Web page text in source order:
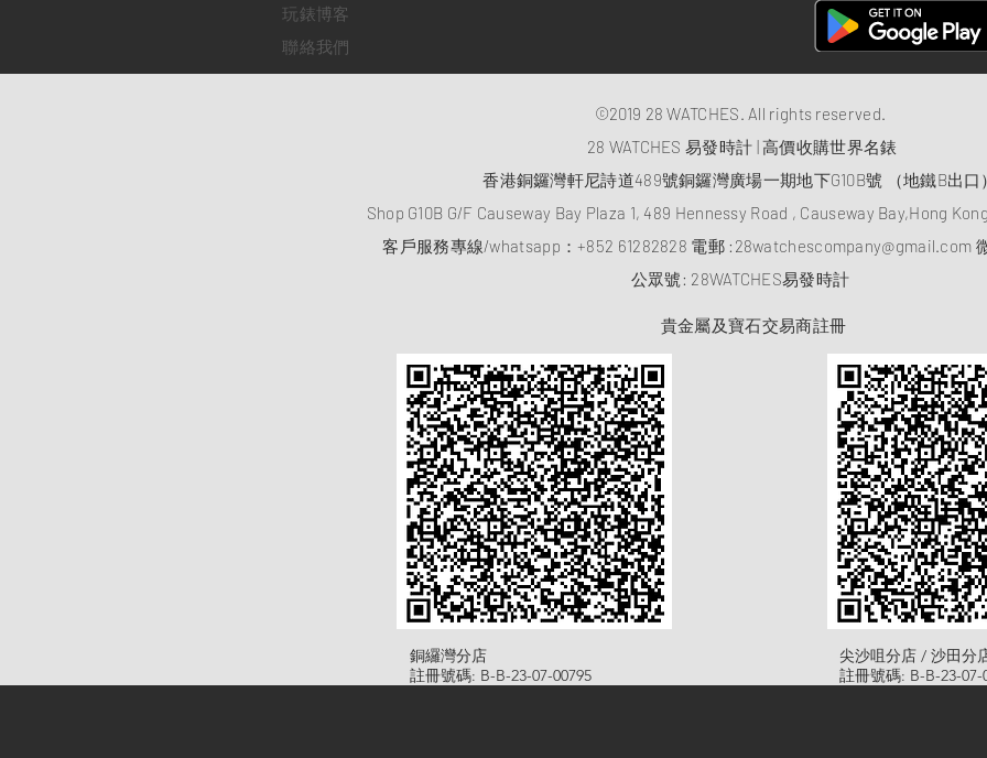
玩錶博客
聯絡我們
©2019 28 WATCHES. All rights reserved.
28 WATCHES 易發時計 | 高價收購世界名錶
香港銅鑼灣軒尼詩道489號銅鑼灣廣場一期地下G10B號 （地鐵B出口）
Shop G10B G/F Causeway Bay Plaza 1, 489 Hennessy Road , Causeway Bay,Hong Kong
客戶服務專線/whatsapp：+852 61282828 電郵 : 28watchescompany@gmail.com
​公眾號: 28WATCHES易發時計
貴金屬及寶石交易商註冊
​銅纙灣分店
註冊號碼: B-B-23-07-00795
尖沙咀分店 / 沙田分
註冊號碼: B-B-23-07-